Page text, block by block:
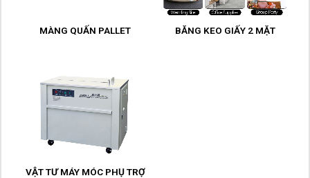
MÀNG QUẤN PALLET BĂNG KEO GIẤY 2 MẶT
VẬT TƯ MÁY MÓC PHỤ TRỢ